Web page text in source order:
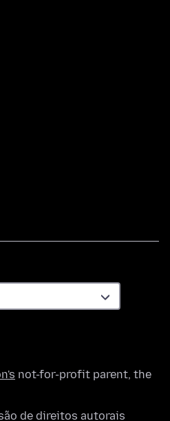
not-for-profit parent, the
de direitos autorais